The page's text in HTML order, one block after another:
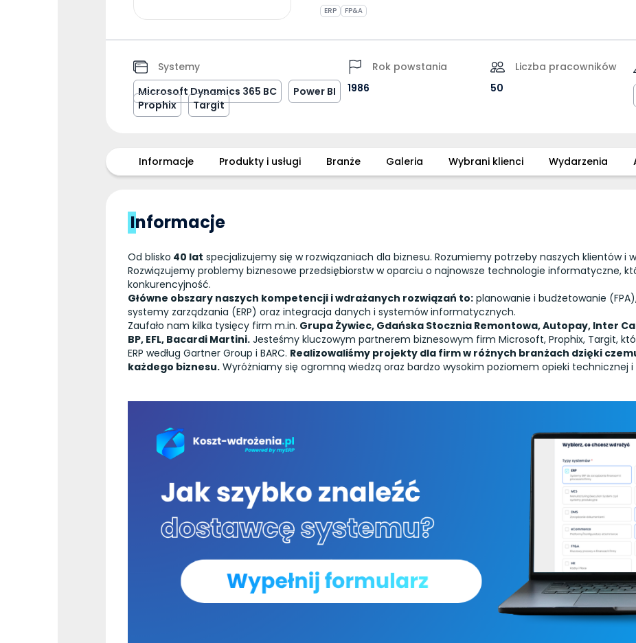
ERP FP&A
Systemy
Microsoft Dynamics 365 BC
Power BI
Prophix
Targit
Rok powstania
1986
Liczba pracowników
50
Informacje Produkty i usługi Branże Galeria Wybrani klienci Wydarzenia
Informacje
Od blisko 40 lat specjalizujemy się w rozwiązaniach dla biznesu. Rozumiemy potrzeby naszych klientów i
Rozwiązujemy problemy biznesowe przedsiębiorstw w oparciu o najnowsze technologie informatyczne,
konkurencyjność.
Główne obszary naszych kompetencji i wdrażanych rozwiązań to: planowanie i budżetowanie
systemy zarządzania (ERP) oraz integracja danych i systemów informatycznych.
Zaufało nam kilka tysięcy firm m.in. Grupa Żywiec, Gdańska Stocznia Remontowa, Autopay, Inter
BP, EFL, Bacardi Martini. Jesteśmy kluczowym partnerem biznesowym firm Microsoft, Prophix, Targit,
ERP według Gartner Group i BARC. Realizowaliśmy projekty dla firm w różnych branżach dzięki
każdego biznesu. Wyróżniamy się ogromną wiedzą oraz bardzo wysokim poziomem opieki technicznej i